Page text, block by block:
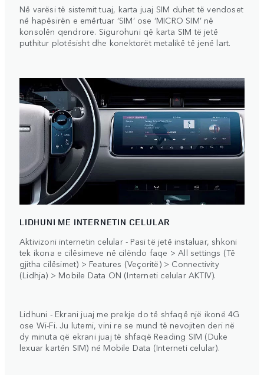
Në varësi të sistemit tuaj, karta juaj SIM duhet të vendoset
në hapësirën e emërtuar ‘SIM’ ose ‘MICRO SIM’ në
konsolën qendrore. Sigurohuni që karta SIM të jetë
puthitur plotësisht dhe konektorët metalikë të jenë lart.
LIDHUNI ME INTERNETIN CELULAR
Aktivizoni internetin celular - Pasi të jetë instaluar, shkoni
tek ikona e cilësimeve në cilëndo faqe > All settings (Të
gjitha cilësimet) > Features (Veçoritë) > Connectivity
(Lidhja) > Mobile Data ON (Interneti celular AKTIV).
Lidhuni - Ekrani juaj me prekje do të shfaqë një ikonë 4G
ose Wi-Fi. Ju lutemi, vini re se mund të nevojiten deri në
dy minuta që ekrani juaj të shfaqë Reading SIM (Duke
lexuar kartën SIM) në Mobile Data (Interneti celular).